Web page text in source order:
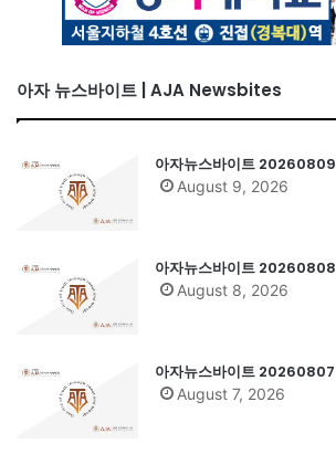
아자 뉴스바이트 | AJA Newsbites
아자뉴스바이트 20260809
August 9, 2026
아자뉴스바이트 20260808
August 8, 2026
아자뉴스바이트 20260807
August 7, 2026